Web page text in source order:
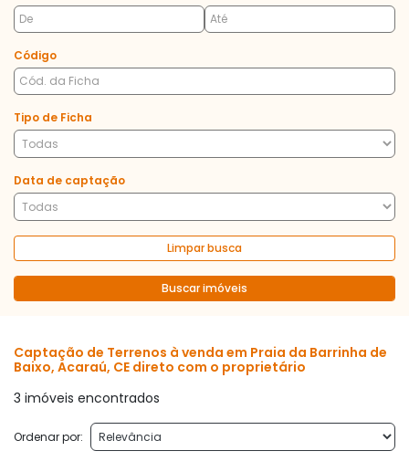
Código
Tipo de Ficha
Data de captação
Limpar busca
Buscar imóveis
Captação de Terrenos à venda em Praia da Barrinha de
Baixo, Acaraú, CE direto com o proprietário
3 imóveis encontrados
Ordenar por: